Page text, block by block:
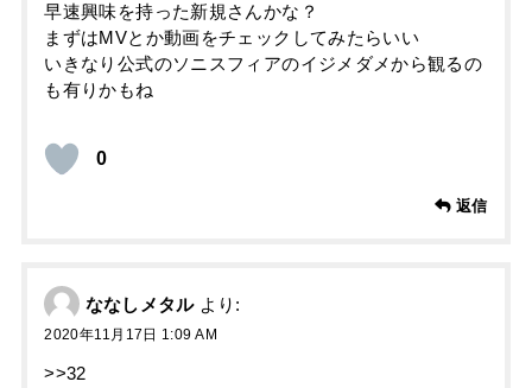
早速興味を持った新規さんかな？
まずはMVとか動画をチェックしてみたらいい
いきなり公式のソニスフィアのイジメダメから観るの
も有りかもね
0
返信
ななしメタル より:
2020年11月17日 1:09 AM
>>32